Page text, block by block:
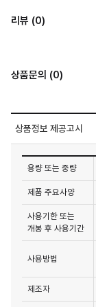
리뷰 (0)
상품문의 (0)
상품정보 제공고시
용량 또는 중량
제품 주요사양
사용기한 또는
개봉 후 사용기간
사용방법
제조자